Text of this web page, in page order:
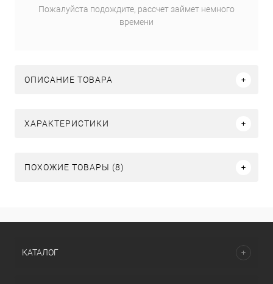
Пожалуйста подождите, рассчет займет немного
времени
ОПИСАНИЕ ТОВАРА
ХАРАКТЕРИСТИКИ
ПОХОЖИЕ ТОВАРЫ (8)
КАТАЛОГ